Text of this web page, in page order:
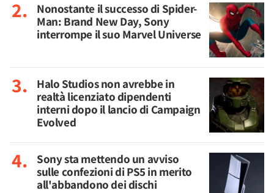
Nonostante il successo di Spider-
Man: Brand New Day, Sony
interrompe il suo Marvel Universe
Halo Studios non avrebbe in
realtà licenziato dipendenti
interni dopo il lancio di Campaign
Evolved
Sony sta mettendo un avviso
sulle confezioni di PS5 in merito
all'abbandono dei dischi